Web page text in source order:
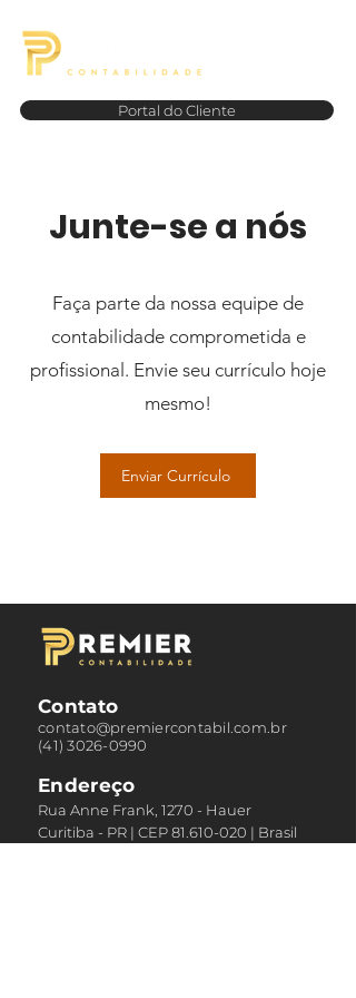
Portal do Cliente
Junte-se a nós
Faça parte da nossa equipe de
contabilidade comprometida e
profissional. Envie seu currículo hoje
mesmo!
Enviar Currículo
Contato
contato@premiercontabil.com.br
(41) 3026-0990
Endereço
Rua Anne Frank, 1270 - Hauer
Curitiba - PR | CEP81.610-020 | Brasil